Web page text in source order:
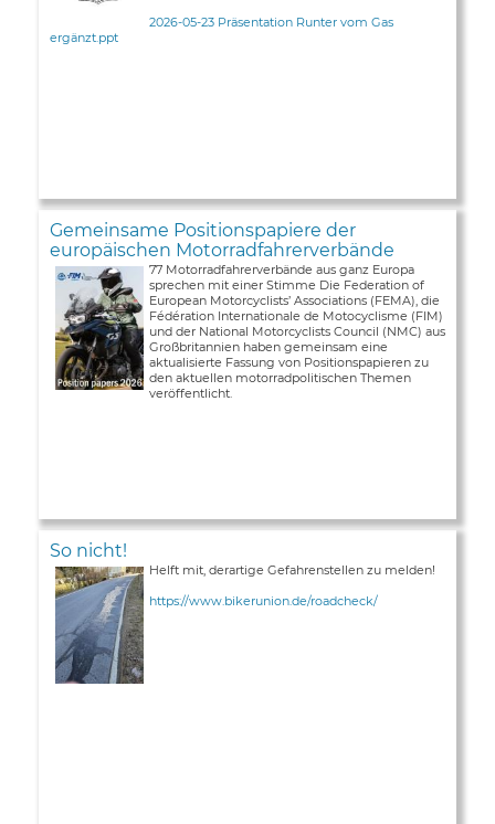
2026-05-23 Präsentation Runter vom Gas
ergänzt.ppt
Gemeinsame Positionspapiere der
europäischen Motorradfahrerverbände
77 Motorradfahrerverbände aus ganz Europa
sprechen mit einer Stimme Die Federation of
European Motorcyclists’ Associations (FEMA), die
Fédération Internationale de Motocyclisme (FIM)
und der National Motorcyclists Council (NMC) aus
Großbritannien haben gemeinsam eine
aktualisierte Fassung von Positionspapieren zu
den aktuellen motorradpolitischen Themen
veröffentlicht.
So nicht!
Helft mit, derartige Gefahrenstellen zu melden!
https://www.bikerunion.de/roadcheck/